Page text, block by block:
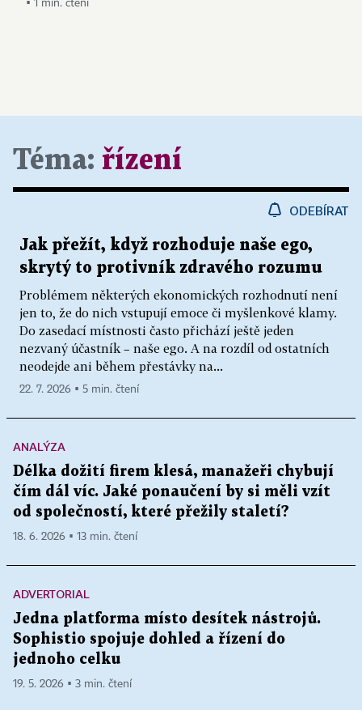
▪ 1 min. čtení
Téma: řízení
ODEBÍRAT
Jak přežít, když rozhoduje naše ego,
skrytý to protivník zdravého rozumu
Problémem některých ekonomických rozhodnutí není
jen to, že do nich vstupují emoce či myšlenkové klamy.
Do zasedací místnosti často přichází ještě jeden
nezvaný účastník – naše ego. A na rozdíl od ostatních
neodejde ani během přestávky na...
22. 7. 2026 ▪ 5 min. čtení
ANALÝZA
Délka dožití firem klesá, manažeři chybují
čím dál víc. Jaké ponaučení by si měli vzít
od společností, které přežily staletí?
18. 6. 2026 ▪ 13 min. čtení
ADVERTORIAL
Jedna platforma místo desítek nástrojů.
Sophistio spojuje dohled a řízení do
jednoho celku
19. 5. 2026 ▪ 3 min. čtení